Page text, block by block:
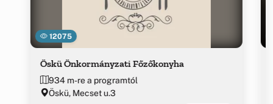
12075
Öskü Önkormányzati Főzőkonyha
934 m-re a programtól
Öskü, Mecset u.3